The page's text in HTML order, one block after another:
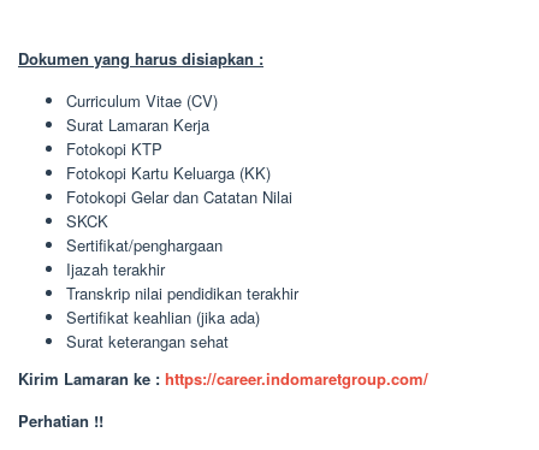
Dokumen yang harus disiapkan :
Curriculum Vitae (CV)
Surat Lamaran Kerja
Fotokopi KTP
Fotokopi Kartu Keluarga (KK)
Fotokopi Gelar dan Catatan Nilai
SKCK
Sertifikat/penghargaan
Ijazah terakhir
Transkrip nilai pendidikan terakhir
Sertifikat keahlian (jika ada)
Surat keterangan sehat
Kirim Lamaran ke : https://career.indomaretgroup.com/
Perhatian !!